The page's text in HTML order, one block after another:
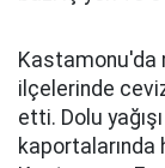
Kastamonu'da
ilçelerinde
etti. Dolu
kaportalarında